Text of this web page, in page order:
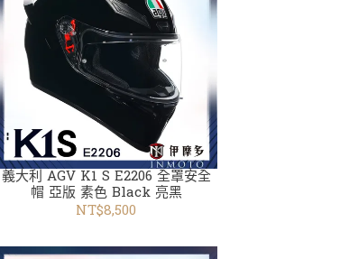
義大利 AGV K1 S E2206 全罩安全
帽 亞版 素色 Black 亮黑
NT$8,500